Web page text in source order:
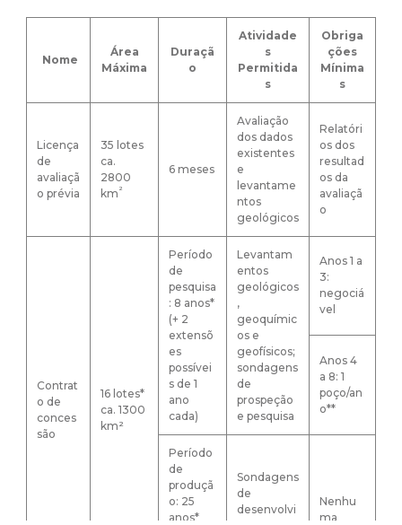
Nome
Área
Máxima
Duraçã
o
Atividade
s
Permitida
s
Obriga
ções
Mínima
s
Licença
de
avaliaçã
o prévia
35 lotes
ca.
2800
km²
6 meses
Avaliação
dos dados
existentes
e
levantame
ntos
geológicos
Relatóri
os dos
resultad
os da
avaliaçã
o
Contrat
o de
conces
são
16 lotes*
ca. 1300
km²
Período
de
pesquisa
: 8 anos*
(+ 2
extensõ
es
possívei
s de 1
ano
cada)
Levantam
entos
geológicos
,
geoquímic
os e
geofísicos;
sondagens
de
prospeção
e pesquisa
Anos 1 a
3:
negociá
vel
Anos 4
a 8: 1
poço/an
o**
Período
de
produçã
o: 25
anos*
Sondagens
de
desenvolvi
Nenhu
ma